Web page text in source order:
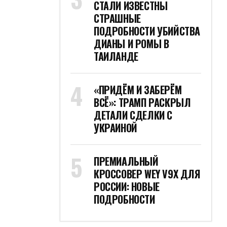
СТАЛИ ИЗВЕСТНЫ
СТРАШНЫЕ
ПОДРОБНОСТИ УБИЙСТВА
ДИАНЫ И РОМЫ В
ТАИЛАНДЕ
«ПРИДЁМ И ЗАБЕРЁМ
ВСЁ»: ТРАМП РАСКРЫЛ
ДЕТАЛИ СДЕЛКИ С
УКРАИНОЙ
ПРЕМИАЛЬНЫЙ
КРОССОВЕР WEY V9X ДЛЯ
РОССИИ: НОВЫЕ
ПОДРОБНОСТИ